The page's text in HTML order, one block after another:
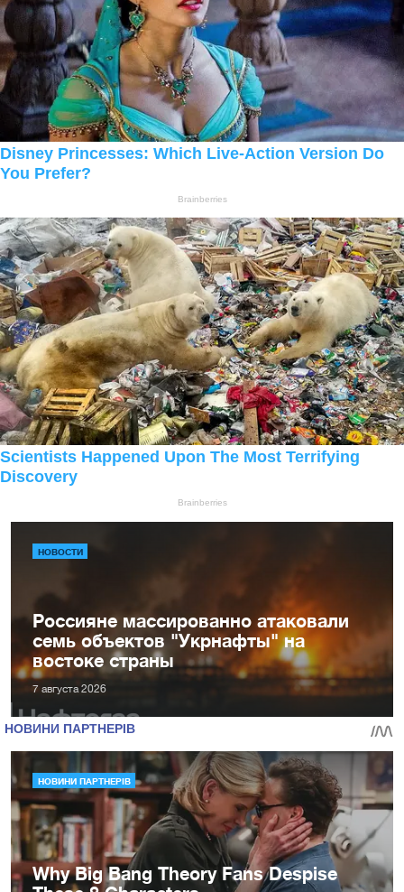
НОВОСТИ
Россияне массированно атаковали
семь объектов "Укрнафты" на
востоке страны
7 августа 2026